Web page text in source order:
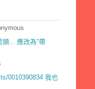
頭... 應改為"帶
0010390834 我也